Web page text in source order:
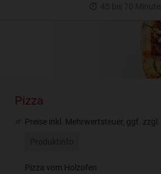
Pizza
Preise inkl. Mehrwertsteuer, ggf. zzgl.
Pizza vom Holzofen